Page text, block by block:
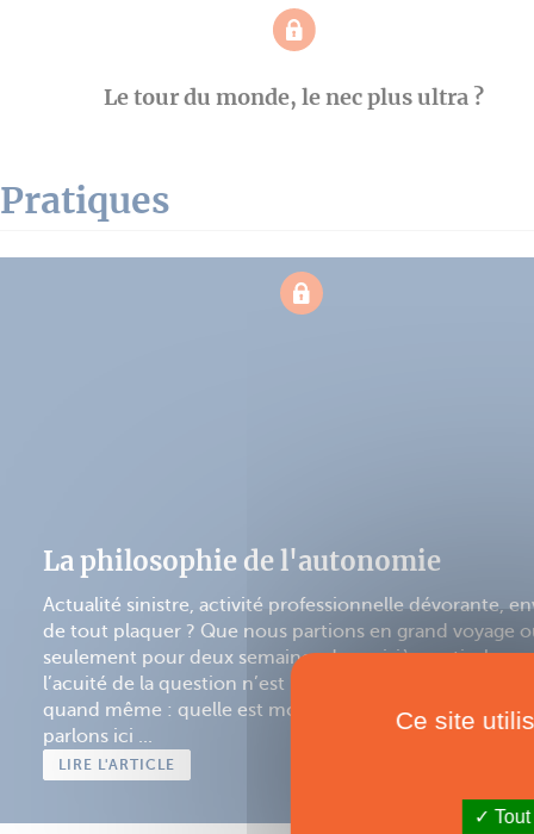
Le tour du monde, le nec plus ultra ?
Pratiques
La philosophie de l'autonomie
Actualité sinistre, activité professionnelle dévorante,
de tout plaquer ? Que nous partions en grand voyage
seulement pour deux semaines de croisière estivale,
l’acuité de la question n’est pas la même, mais elle se
quand même : quelle est mon autonomie ? Et nous
parlons ici ...
LIRE L'ARTICLE
Ce site